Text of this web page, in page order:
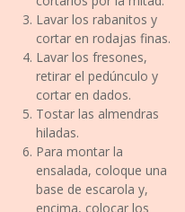
Lavar los rabanitos y
cortar en rodajas finas.
Lavar los fresones,
retirar el pedúnculo y
cortar en dados.
Tostar las almendras
hiladas.
Para montar la
ensalada, coloque una
base de escarola y,
encima, colocar los